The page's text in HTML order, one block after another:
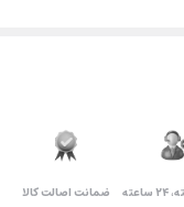
ضمانت اصالت کالا